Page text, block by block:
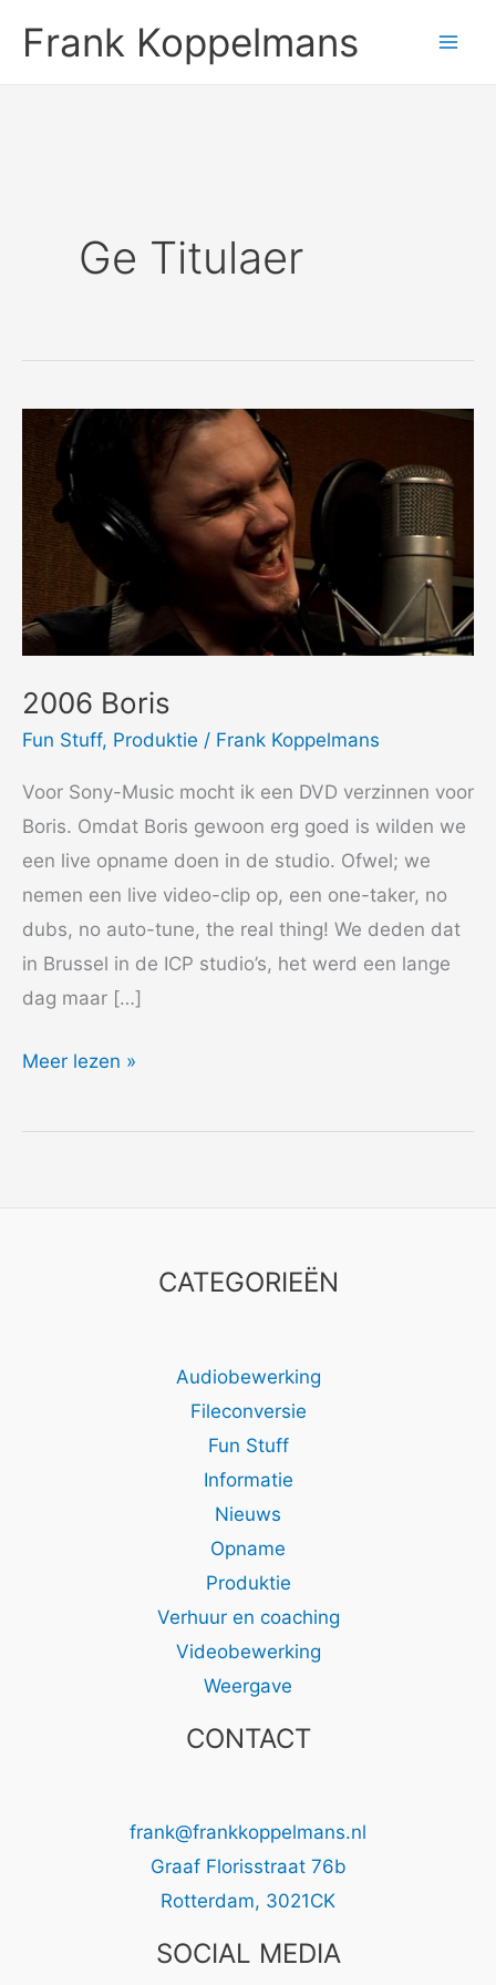
naar
de
Frank Koppelmans
Ge Titulaer
2006 Boris
Fun Stuff, Produktie / Frank Koppelmans
Voor Sony-Music mocht ik een DVD verzinnen voor
Boris. Omdat Boris gewoon erg goed is wilden we
een live opname doen in de studio. Ofwel; we
nemen een live video-clip op, een one-taker, no
dubs, no auto-tune, the real thing! We deden dat
in Brussel in de ICP studio’s, het werd een lange
dag maar […]
2006
Meer lezen »
CATEGORIEËN
Audiobewerking
Fileconversie
Fun Stuff
Informatie
Nieuws
Opname
Produktie
Verhuur en coaching
Videobewerking
Weergave
CONTACT
frank@frankkoppelmans.nl
Graaf Florisstraat 76b
Rotterdam, 3021CK
SOCIAL MEDIA